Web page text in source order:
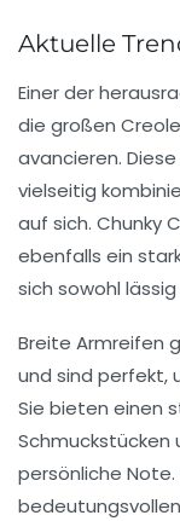
Aktuelle
Einer der
die großen
avancieren.
vielseitig
auf sich. Chunky
ebenfalls ein
sich sowohl
Breite Armreifen
und sind perfekt,
Sie bieten einen
Schmuckstücken
persönliche